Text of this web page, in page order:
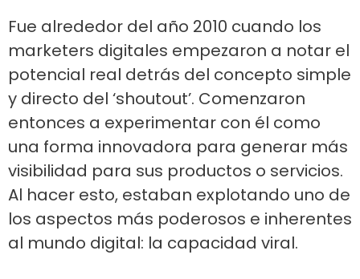
Fue alrededor del año 2010 cuando los
marketers digitales empezaron a notar el
potencial real detrás del concepto simple
y directo del ‘shoutout’. Comenzaron
entonces a experimentar con él como
una forma innovadora para generar más
visibilidad para sus productos o servicios.
Al hacer esto, estaban explotando uno de
los aspectos más poderosos e inherentes
al mundo digital: la capacidad viral.